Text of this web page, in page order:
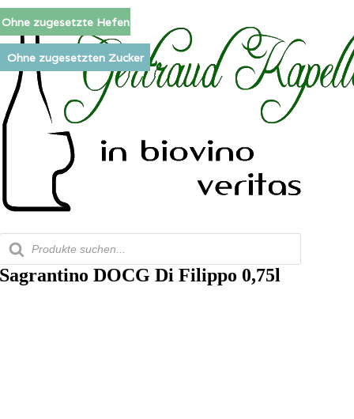
Inhalt
springen
Products
search
Sagrantino DOCG Di Filippo 0,75l
Ohne zugesetzte Hefen
Ohne zugesetzten Zucker